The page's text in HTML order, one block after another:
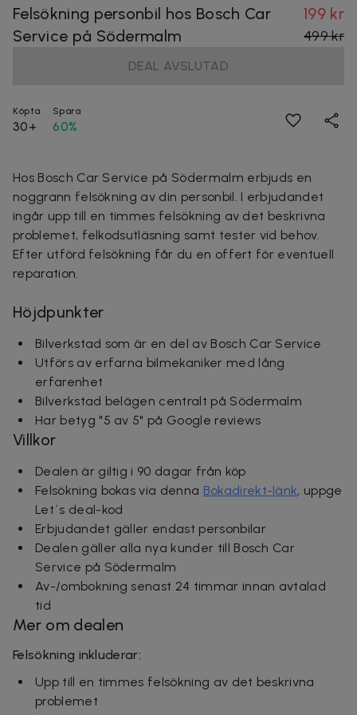
Felsökning personbil hos Bosch Car
Service på Södermalm
199 kr
499 kr
DEAL AVSLUTAD
Köpta
30+
Spara
60%
Hos Bosch Car Service på Södermalm erbjuds en
noggrann felsökning av din personbil. I erbjudandet
ingår upp till en timmes felsökning av det beskrivna
problemet, felkodsutläsning samt tester vid behov.
Efter utförd felsökning får du en offert för eventuell
reparation.
Höjdpunkter
Bilverkstad som är en del av Bosch Car Service
Utförs av erfarna bilmekaniker med lång
erfarenhet
Bilverkstad belägen centralt på Södermalm
Har betyg "5 av 5" på Google reviews
Villkor
Dealen är giltig i 90 dagar från köp
Felsökning bokas via denna Bokadirekt-länk, uppge
Let´s deal-kod
Erbjudandet gäller endast personbilar
Dealen gäller alla nya kunder till Bosch Car
Service på Södermalm
Av-/ombokning senast 24 timmar innan avtalad
tid
Mer om dealen
Felsökning inkluderar:
Upp till en timmes felsökning av det beskrivna
problemet